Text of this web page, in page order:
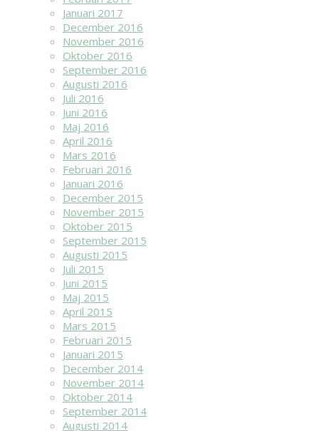
Januari 2017
December 2016
November 2016
Oktober 2016
September 2016
Augusti 2016
Juli 2016
Juni 2016
Maj 2016
April 2016
Mars 2016
Februari 2016
Januari 2016
December 2015
November 2015
Oktober 2015
September 2015
Augusti 2015
Juli 2015
Juni 2015
Maj 2015
April 2015
Mars 2015
Februari 2015
Januari 2015
December 2014
November 2014
Oktober 2014
September 2014
Augusti 2014